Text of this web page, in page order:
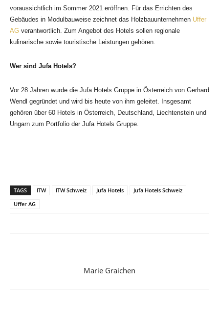
voraussichtlich im Sommer 2021 eröffnen. Für das Errichten des
Gebäudes in Modulbauweise zeichnet das Holzbauunternehmen Uffer
AG verantwortlich. Zum Angebot des Hotels sollen regionale
kulinarische sowie touristische Leistungen gehören.
Wer sind Jufa Hotels?
Vor 28 Jahren wurde die Jufa Hotels Gruppe in Österreich von Gerhard
Wendl gegründet und wird bis heute von ihm geleitet. Insgesamt
gehören über 60 Hotels in Österreich, Deutschland, Liechtenstein und
Ungarn zum Portfolio der Jufa Hotels Gruppe.
TAGS ITW ITW Schweiz Jufa Hotels
Jufa Hotels Schweiz
Uffer AG
Marie Graichen